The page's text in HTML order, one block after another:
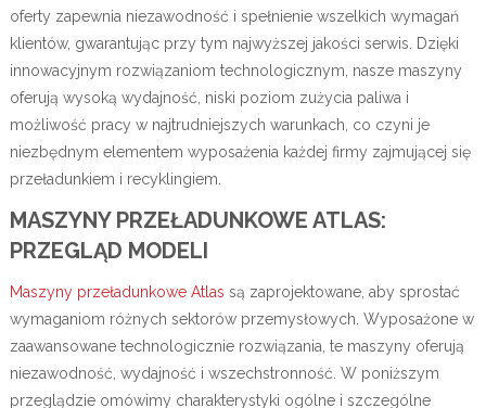
oferty zapewnia niezawodność i spełnienie wszelkich wymagań
klientów, gwarantując przy tym najwyższej jakości serwis. Dzięki
innowacyjnym rozwiązaniom technologicznym, nasze maszyny
oferują wysoką wydajność, niski poziom zużycia paliwa i
możliwość pracy w najtrudniejszych warunkach, co czyni je
niezbędnym elementem wyposażenia każdej firmy zajmującej się
przeładunkiem i recyklingiem.
MASZYNY PRZEŁADUNKOWE ATLAS:
PRZEGLĄD MODELI
Maszyny przeładunkowe Atlas są zaprojektowane, aby sprostać
wymaganiom różnych sektorów przemysłowych. Wyposażone w
zaawansowane technologicznie rozwiązania, te maszyny oferują
niezawodność, wydajność i wszechstronność. W poniższym
przeglądzie omówimy charakterystyki ogólne i szczególne